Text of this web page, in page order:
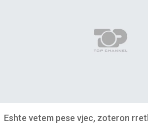
Eshte vetem pese vjec, zoteron